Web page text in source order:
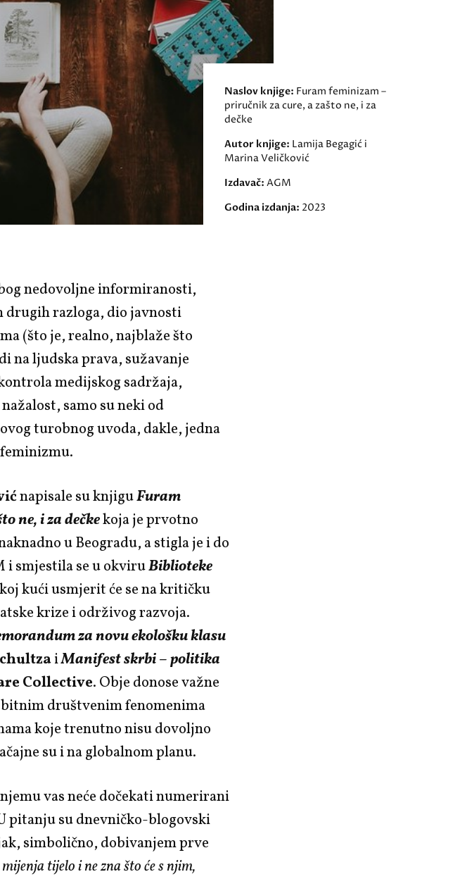
Naslov knjige: Furam feminizam –
priručnik za cure, a zašto ne, i za
dečke
Autor knjige: Lamija Begagić i
Marina Veličković
Izdavač: AGM
Godina izdanja: 2023
nedovoljne informiranosti,
razloga, dio javnosti
(što je, realno, najblaže što
na ljudska prava, sužavanje
medijskog sadržaja,
samo su neki od
turobnog uvoda, dakle, jedna
napisale su knjiguFuram
ne, i za dečkekoja je prvotno
u Beogradu, a stigla je i do
i smjestila se u okviruBiblioteke
kući usmjerit će se na kritičku
krize i održivog razvoja.
za novu ekološku klasu
iManifest skrbi – politika
Collective. Obje donose važne
društvenim fenomenima
koje trenutno nisu dovoljno
su i na globalnom planu.
vas neće dočekati numerirani
pitanju su dnevničko-blogovski
simbolično, dobivanjem prve
tijelo i ne zna što će s njim,